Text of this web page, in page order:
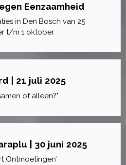
Eenzaamheid
in Den Bosch van 25
t/m 1 oktober
| 21 juli 2025
of alleen?"
| 30 juni 2025
Ontmoetingen’